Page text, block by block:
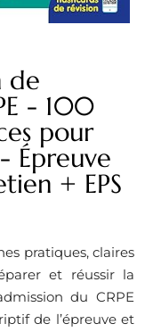
de
- 100
pour
Épreuve
+ EPS
pratiques, claires
et réussir la
du CRPE
de l’épreuve et